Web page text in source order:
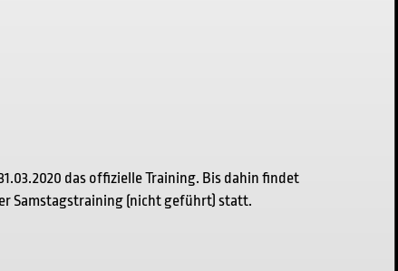
das offizielle Training. Bis dahin findet
Samstagstraining (nicht geführt) statt.